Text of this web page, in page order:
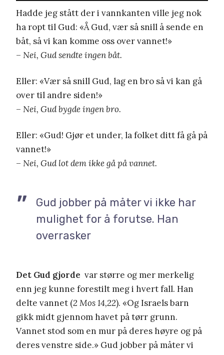
Hadde jeg stått der i vannkanten ville jeg nok
ha ropt til Gud: «Å Gud, vær så snill å sende en
båt, så vi kan komme oss over vannet!»
– Nei, Gud sendte ingen båt.
Eller: «Vær så snill Gud, lag en bro så vi kan gå
over til andre siden!»
– Nei, Gud bygde ingen bro.
Eller: «Gud! Gjør et under, la folket ditt få gå på
vannet!»
– Nei, Gud lot dem ikke gå på vannet.
Gud jobber på måter vi ikke har
mulighet for å forutse. Han
overrasker
Det Gud gjorde var større og mer merkelig
enn jeg kunne forestilt meg i hvert fall. Han
delte vannet (2 Mos 14,22). «Og Israels barn
gikk midt gjennom havet på tørr grunn.
Vannet stod som en mur på deres høyre og på
deres venstre side.» Gud jobber på måter vi